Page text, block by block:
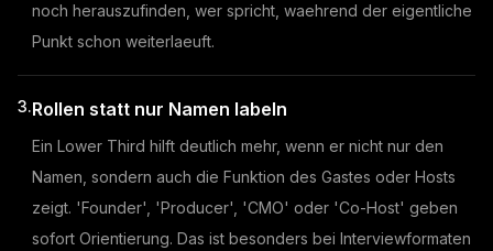
noch herauszufinden, wer spricht, waehrend der eigentliche
Punkt schon weiterlaeuft.
3.Rollen statt nur Namen labeln
Ein Lower Third hilft deutlich mehr, wenn er nicht nur den
Namen, sondern auch die Funktion des Gastes oder Hosts
zeigt. 'Founder', 'Producer', 'CMO' oder 'Co-Host' geben
sofort Orientierung. Das ist besonders bei Interviewformaten